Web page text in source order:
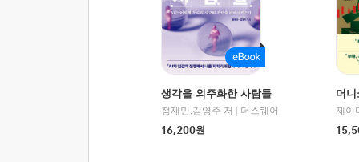
생각을 외주화한 사람들
정재민,김영주 저
더스퀘어
16,200원
머